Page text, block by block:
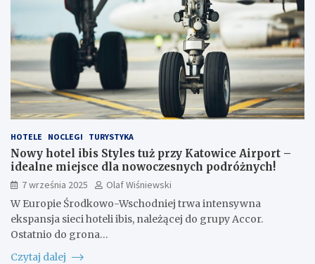
HOTELE NOCLEGI TURYSTYKA
Nowy hotel ibis Styles tuż przy Katowice Airport –
idealne miejsce dla nowoczesnych podróżnych!
7 września 2025
Olaf Wiśniewski
W Europie Środkowo-Wschodniej trwa intensywna
ekspansja sieci hoteli ibis, należącej do grupy Accor.
Ostatnio do grona…
Czytaj dalej